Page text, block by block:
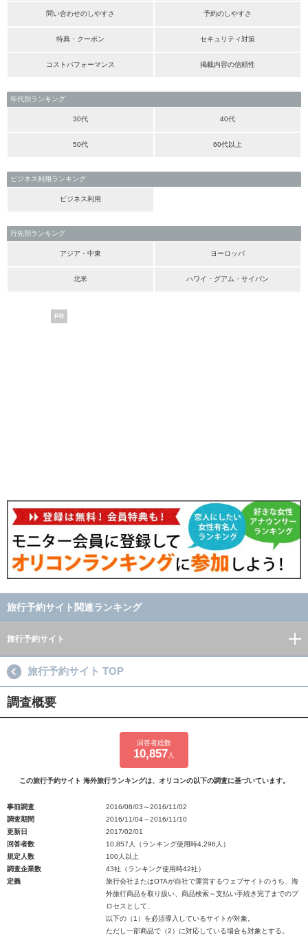
問い合わせのしやすさ 予約のしやすさ
特典・クーポン セキュリティ対策
コストパフォーマンス 掲載内容の信頼性
年代別ランキング
30代 40代
50代 60代以上
ビジネス利用ランキング
ビジネス利用
行先別ランキング
アジア・中東 ヨーロッパ
北米 ハワイ・グアム・サイパン
PR
旅行予約サイト関連ランキング
旅行予約サイト
旅行予約サイト TOP
調査概要
回答者総数
10,857 人
この旅行予約サイト 海外旅行ランキングは、オリコンの以下の調査に基づいています。
事前調査
2016/08/03～2016/11/02
調査期間
2016/11/04～2016/11/10
更新日
2017/02/01
回答者数
10,857人（ランキング使用時4,296人）
規定人数
100人以上
調査企業数
43社（ランキング使用時42社）
定義
旅行会社またはOTAが自社で運営するウェブサイトのうち、海
外旅行商品を取り扱い、商品検索～支払い手続き完了までのプ
ロセスとして、
以下の（1）を必須導入しているサイトが対象。
ただし一部商品で（2）に対応している場合も対象とする。